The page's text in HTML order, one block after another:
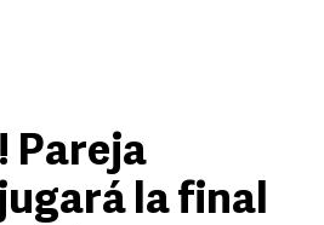
Pareja
la final